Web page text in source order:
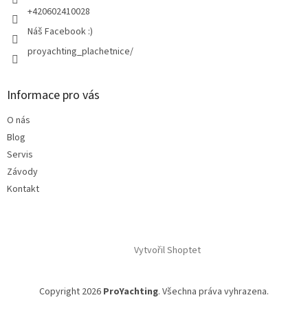
+420602410028
Náš Facebook :)
proyachting_plachetnice/
Informace pro vás
O nás
Blog
Servis
Závody
Kontakt
Vytvořil Shoptet
Copyright 2026 ProYachting. Všechna práva vyhrazena.